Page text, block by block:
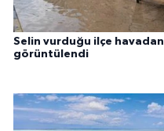
Selin vurduğu ilçe havadan
görüntülendi